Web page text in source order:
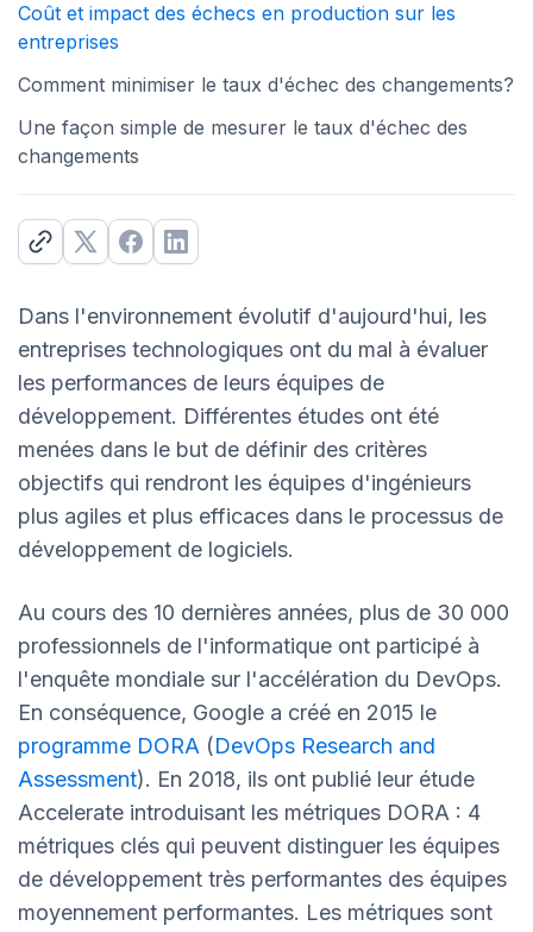
Coût et impact des échecs en production sur les
entreprises
Comment minimiser le taux d'échec des changements?
Une façon simple de mesurer le taux d'échec des
changements
Dans l'environnement évolutif d'aujourd'hui, les
entreprises technologiques ont du mal à évaluer
les performances de leurs équipes de
développement. Différentes études ont été
menées dans le but de définir des critères
objectifs qui rendront les équipes d'ingénieurs
plus agiles et plus efficaces dans le processus de
développement de logiciels.
Au cours des 10 dernières années, plus de 30 000
professionnels de l'informatique ont participé à
l'enquête mondiale sur l'accélération du DevOps.
En conséquence, Google a créé en 2015 le
programme DORA (DevOps Research and
Assessment). En 2018, ils ont publié leur étude
Accelerate introduisant les métriques DORA : 4
métriques clés qui peuvent distinguer les équipes
de développement très performantes des équipes
moyennement performantes. Les métriques sont